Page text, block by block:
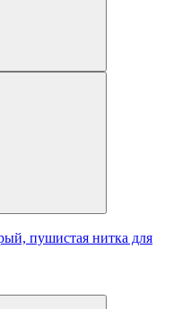
пушистая нитка для